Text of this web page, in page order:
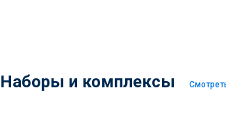
Наборы и комплексы